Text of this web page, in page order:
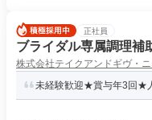
正社員
ブライダル専属調理補
株式会社テイクアンドギヴ・
未経験歓迎★賞与年3回★